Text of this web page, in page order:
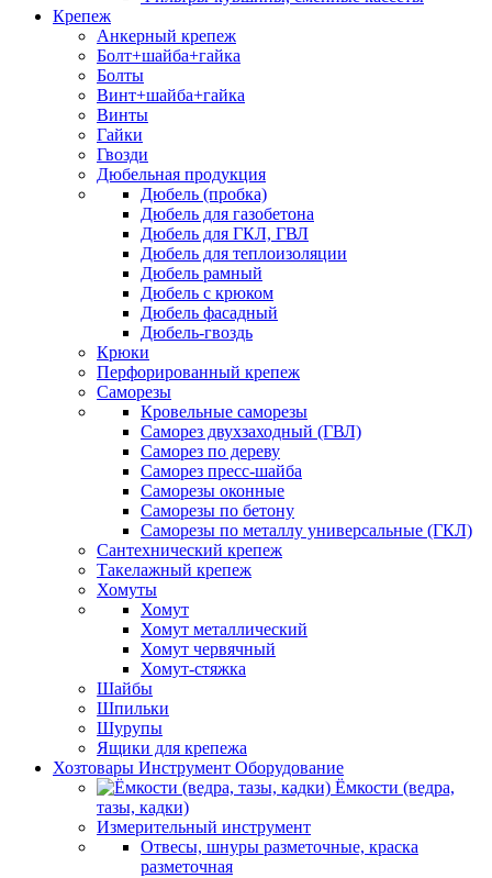
Крепеж
Анкерный крепеж
Болт+шайба+гайка
Болты
Винт+шайба+гайка
Винты
Гайки
Гвозди
Дюбельная продукция
Дюбель (пробка)
Дюбель для газобетона
Дюбель для ГКЛ, ГВЛ
Дюбель для теплоизоляции
Дюбель рамный
Дюбель с крюком
Дюбель фасадный
Дюбель-гвоздь
Крюки
Перфорированный крепеж
Саморезы
Кровельные саморезы
Саморез двухзаходный (ГВЛ)
Саморез по дереву
Саморез пресс-шайба
Саморезы оконные
Саморезы по бетону
Саморезы по металлу универсальные (ГКЛ)
Сантехнический крепеж
Такелажный крепеж
Хомуты
Хомут
Хомут металлический
Хомут червячный
Хомут-стяжка
Шайбы
Шпильки
Шурупы
Ящики для крепежа
Хозтовары Инструмент Оборудование
Ёмкости (ведра,
тазы, кадки)
Измерительный инструмент
Отвесы, шнуры разметочные, краска
разметочная